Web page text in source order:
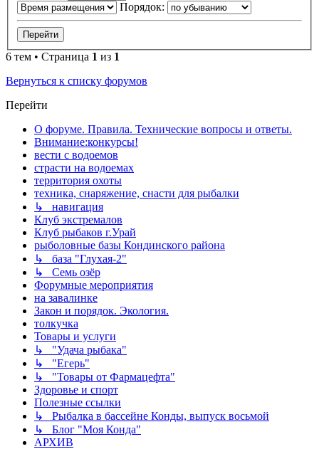
Порядок:
6 тем • Страница 1 из 1
Вернуться к списку форумов
Перейти
О форуме. Правила. Технические вопросы и ответы.
Внимание:конкурсы!
вести с водоемов
страсти на водоемах
территория охоты
техника, снаряжение, снасти для рыбалки
↳ навигация
Клуб экстремалов
Клуб рыбаков г.Урай
рыболовные базы Кондинского района
↳ база "Глухая-2"
↳ Семь озёр
Форумные мероприятия
на завалинке
Закон и порядок. Экология.
толкучка
Товары и услуги
↳ "Удача рыбака"
↳ "Егерь"
↳ "Товары от Фармацефта"
Здоровье и спорт
Полезные ссылки
↳ Рыбалка в бассейне Конды, выпуск восьмой
↳ Блог "Моя Конда"
АРХИВ